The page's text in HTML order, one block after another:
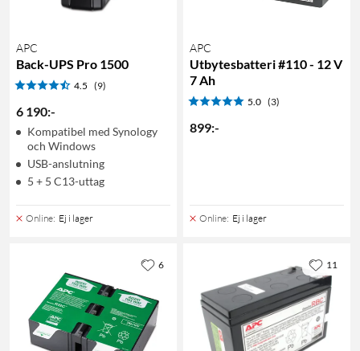
APC
Back-UPS Pro 1500
4.5 (9)
6 190:-
Kompatibel med Synology
och Windows
USB-anslutning
5 + 5 C13-uttag
Online: Ej i lager
APC
Utbytesbatteri #110 - 12 V
7 Ah
5.0 (3)
899:-
Online: Ej i lager
6 11